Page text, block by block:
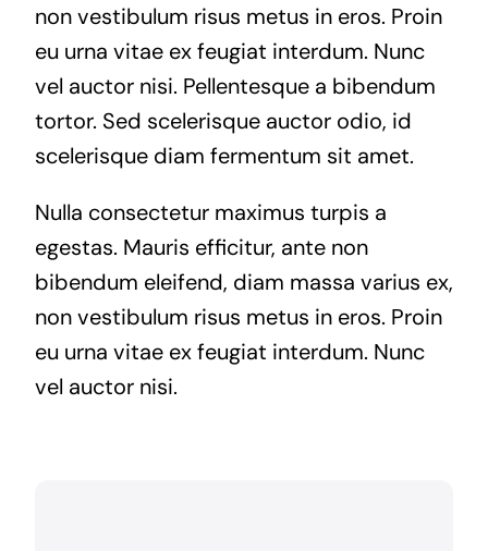
non vestibulum risus metus in eros. Proin
eu urna vitae ex feugiat interdum. Nunc
vel auctor nisi. Pellentesque a bibendum
tortor. Sed scelerisque auctor odio, id
scelerisque diam fermentum sit amet.
Nulla consectetur maximus turpis a
egestas. Mauris efficitur, ante non
bibendum eleifend, diam massa varius ex,
non vestibulum risus metus in eros. Proin
eu urna vitae ex feugiat interdum. Nunc
vel auctor nisi.